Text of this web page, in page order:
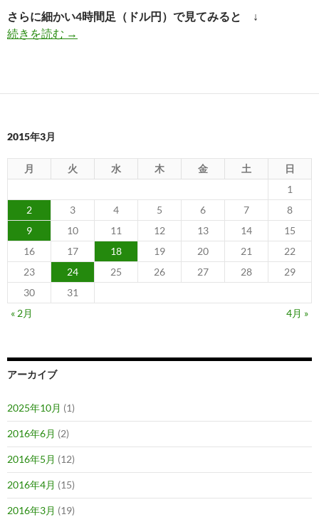
さらに細かい4時間足（ドル円）で見てみると ↓
続きを読む 2月の為替、株式相場の振返りと収支結果
→
2015年3月
月 火 水 木 金 土
日
1
2
3 4 5 6 7
8
9
10 11 12 13 14
15
16
17 18 19 20 21
22
23
24 25 26 27 28
29
30
31
« 2月
4月 »
アーカイブ
2025年10月 (1)
2016年6月 (2)
2016年5月 (12)
2016年4月 (15)
2016年3月 (19)